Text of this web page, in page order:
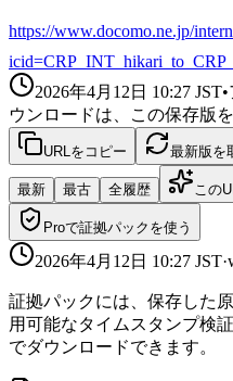
https://www.docomo.ne.jp/
2026年4月12日 10:27 JST•
ウンロードは、この保存版
URLをコピー 最新版を
最新 最古 全履歴 この
Proで証拠パックを使う
2026年4月12日 10:27 JST·
証拠パックには、保存した
用可能なタイムスタンプ検
でダウンロードできます。